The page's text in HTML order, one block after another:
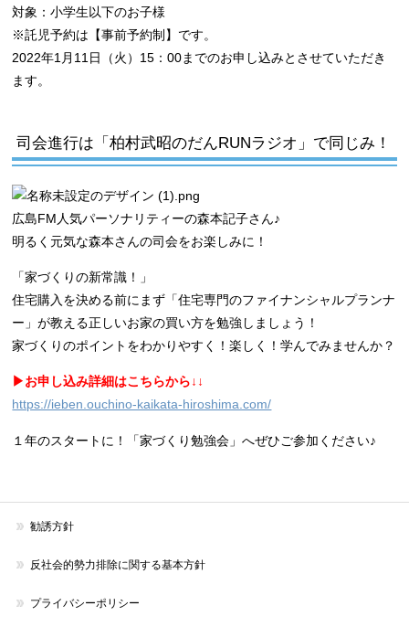
対象：小学生以下のお子様
※託児予約は【事前予約制】です。
2022年1月11日（火）15：00までのお申し込みとさせていただき
ます。
司会進行は「柏村武昭のだんRUNラジオ」で同じみ！
広島FM人気パーソナリティーの森本記子さん♪
明るく元気な森本さんの司会をお楽しみに！
「家づくりの新常識！」
住宅購入を決める前にまず「住宅専門のファイナンシャルプランナ
ー」が教える正しいお家の買い方を勉強しましょう！
家づくりのポイントをわかりやすく！楽しく！学んでみませんか？
▶︎お申し込み詳細はこちらから↓↓
https://ieben.ouchino-kaikata-hiroshima.com/
１年のスタートに！「家づくり勉強会」へぜひご参加ください♪
勧誘方針
反社会的勢力排除に関する基本方針
プライバシーポリシー